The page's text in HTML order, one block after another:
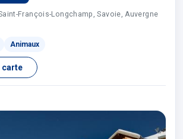
François-Longchamp, Savoie, Auvergne
Animaux
carte